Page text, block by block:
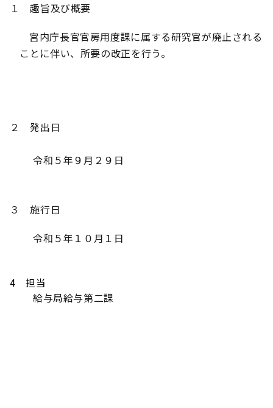
１ 趣旨及び概要
宮内庁長官官房用度課に属する研究官が廃止される
ことに伴い、所要の改正を行う。
２ 発出日
令和５年９月２９日
３ 施行日
令和５年１０月１日
4 担当
給与局給与第二課